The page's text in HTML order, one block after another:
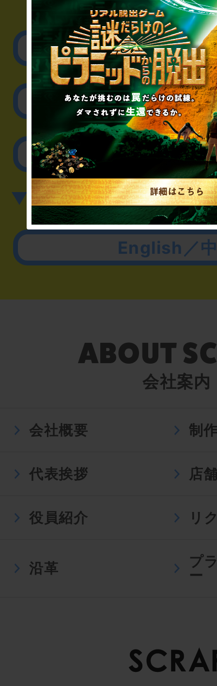
▼企業／法人の方
リアル脱出ゲーム制作
取材に関するお
その他のご相談／
▼英語、中国語でのお問
English／
会社案内
会社概要 制
代表挨拶 店
役員紹介 リ
沿革
プ
ー